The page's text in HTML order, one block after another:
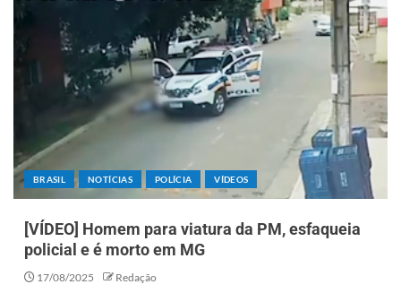
BRASIL NOTÍCIAS POLÍCIA VÍDEOS
[VÍDEO] Homem para viatura da PM, esfaqueia
policial e é morto em MG
17/08/2025 Redação